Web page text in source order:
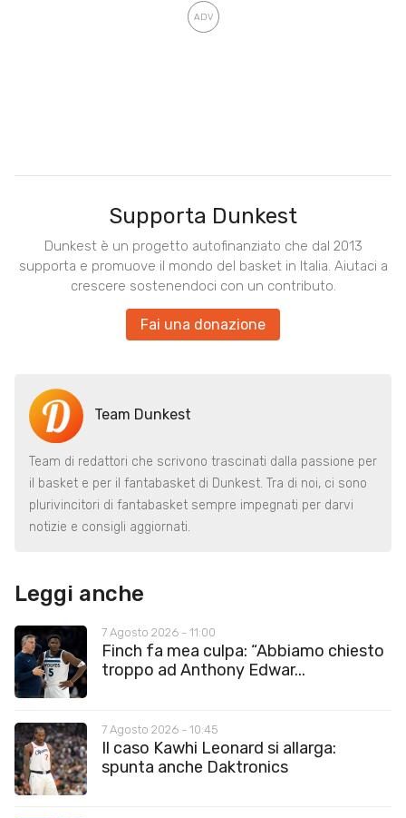
Supporta Dunkest
Dunkest è un progetto autofinanziato che dal 2013
supporta e promuove il mondo del basket in Italia. Aiutaci a
crescere sostenendoci con un contributo.
Fai una donazione
Team Dunkest
Team di redattori che scrivono trascinati dalla passione per
il basket e per il fantabasket di Dunkest. Tra di noi, ci sono
plurivincitori di fantabasket sempre impegnati per darvi
notizie e consigli aggiornati.
Leggi anche
7 Agosto 2026 - 11:00
Finch fa mea culpa: “Abbiamo chiesto
troppo ad Anthony Edwar...
7 Agosto 2026 - 10:45
Il caso Kawhi Leonard si allarga:
spunta anche Daktronics